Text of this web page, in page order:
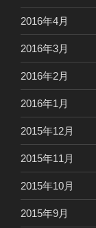
2016年4月
2016年3月
2016年2月
2016年1月
2015年12月
2015年11月
2015年10月
2015年9月